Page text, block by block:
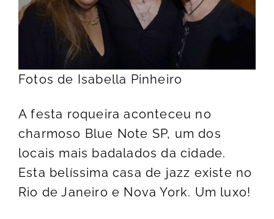
Fotos de Isabella Pinheiro
A festa roqueira aconteceu no
charmoso Blue Note SP, um dos
locais mais badalados da cidade.
Esta belíssima casa de jazz existe no
Rio de Janeiro e Nova York. Um luxo!